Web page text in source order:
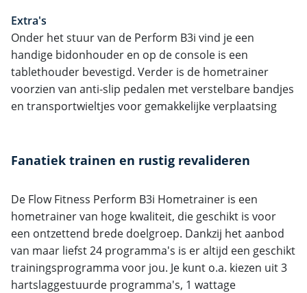
Extra's
Onder het stuur van de Perform B3i vind je een
handige bidonhouder en op de console is een
tablethouder bevestigd. Verder is de hometrainer
voorzien van anti-slip pedalen met verstelbare bandjes
en transportwieltjes voor gemakkelijke verplaatsing
Fanatiek trainen en rustig revalideren
De Flow Fitness Perform B3i Hometrainer is een
hometrainer van hoge kwaliteit, die geschikt is voor
een ontzettend brede doelgroep. Dankzij het aanbod
van maar liefst 24 programma's is er altijd een geschikt
trainingsprogramma voor jou. Je kunt o.a. kiezen uit 3
hartslaggestuurde programma's, 1 wattage